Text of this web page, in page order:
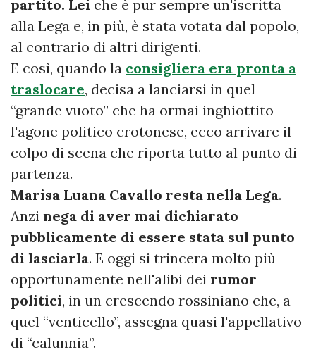
partito. Lei che è pur sempre un'iscritta
alla Lega e, in più, è stata votata dal popolo,
al contrario di altri dirigenti.
E così, quando la consigliera era pronta a
traslocare, decisa a lanciarsi in quel
“grande vuoto” che ha ormai inghiottito
l'agone politico crotonese, ecco arrivare il
colpo di scena che riporta tutto al punto di
partenza.
Marisa Luana Cavallo resta nella Lega.
Anzi nega di aver mai dichiarato
pubblicamente di essere stata sul punto
di lasciarla. E oggi si trincera molto più
opportunamente nell'alibi dei rumor
politici, in un crescendo rossiniano che, a
quel “venticello”, assegna quasi l'appellativo
di “calunnia”.